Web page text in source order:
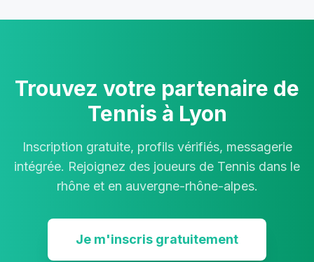
Trouvez votre partenaire de
Tennis à Lyon
Inscription gratuite, profils vérifiés, messagerie
intégrée. Rejoignez des joueurs de Tennis dans le
rhône et en auvergne-rhône-alpes.
Je m'inscris gratuitement